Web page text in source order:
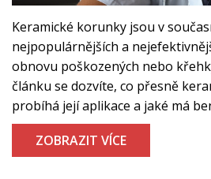
Keramické korunky jsou v
nejpopulárnějších a
obnovu poškozených nebo
článku se dozvíte, co přesně
probíhá její aplikace a jaké má
Objasníme také různé typy
podáme tipy, jak se o ně starat,
ZOBRAZIT VÍCE